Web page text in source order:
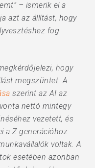
– ismerik el a
azt az állítást, hogy
fog
hogy
megszüntet. A
szerint az AI az
nettó mintegy
vezetett, és
a Z generációhoz
voltak. A
esetében azonban